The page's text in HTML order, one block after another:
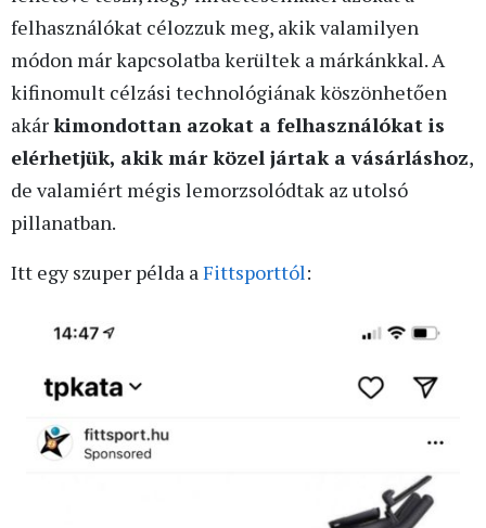
felhasználókat célozzuk meg, akik valamilyen
módon már kapcsolatba kerültek a márkánkkal. A
kifinomult célzási technológiának köszönhetően
akárkimondottan azokat a felhasználókat is
elérhetjük, akik már közel jártak a vásárláshoz,
de valamiért mégis lemorzsolódtak az utolsó
pillanatban.
Itt egy szuper példa aFittsporttól: